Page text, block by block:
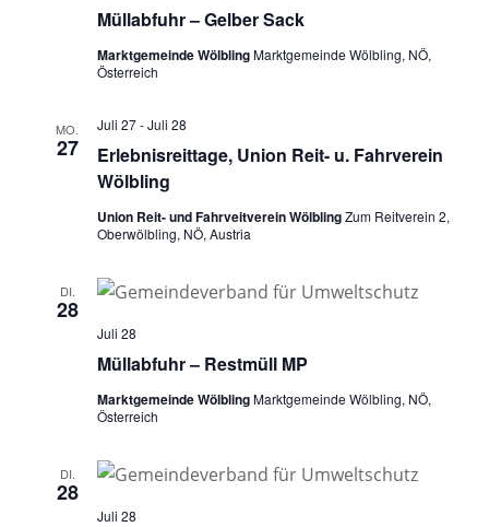
Müllabfuhr – Gelber Sack
Marktgemeinde WölblingMarktgemeinde Wölbling, NÖ,
Österreich
MO.
27
Erlebnisreittage, Union Reit- u. Fahrverein
Wölbling
Juli 27-Juli 28
Union Reit- und Fahrveitverein WölblingZum Reitverein 2,
Oberwölbling, NÖ, Austria
DI.
28
Müllabfuhr – Restmüll MP
Juli 28
Marktgemeinde WölblingMarktgemeinde Wölbling, NÖ,
Österreich
DI.
28
Juli 28